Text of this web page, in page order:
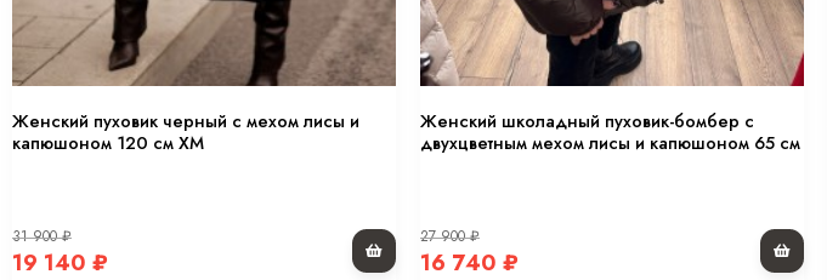
Женский пуховик черный с мехом лисы и
капюшоном 120 см XM
31 900₽
19 140 ₽
Женский школадный пуховик-бомбер с
двухцветным мехом лисы и капюшоном 65 см
27 900₽
16 740 ₽